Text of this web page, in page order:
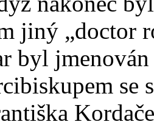
jiný „doctor
byl
se